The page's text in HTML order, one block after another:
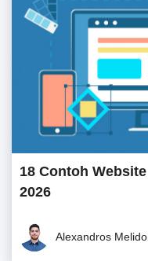
18 Contoh
2026
Alexandros